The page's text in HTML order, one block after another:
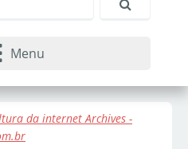
Menu
da internet Archives -